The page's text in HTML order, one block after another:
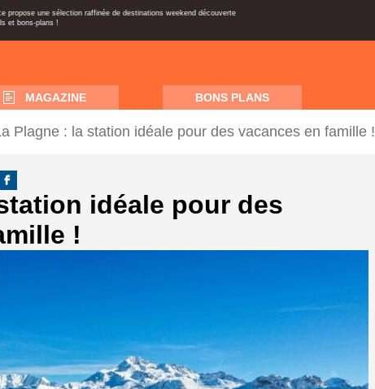
propose une sélection raffinée de destinations weekend découverte
et bons-plans !
MAGAZINE BONS PLANS
Plagne : la station idéale pour des vacances en famille !
idéale pour des
!